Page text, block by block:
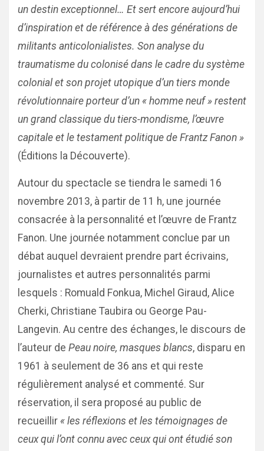
un destin exceptionnel… Et sert encore aujourd’hui
d’inspiration et de référence à des générations de
militants anticolonialistes. Son analyse du
traumatisme du colonisé dans le cadre du système
colonial et son projet utopique d’un tiers monde
révolutionnaire porteur d’un « homme neuf » restent
un grand classique du tiers-mondisme, l’œuvre
capitale et le testament politique de Frantz Fanon »
(Éditions la Découverte).
Autour du spectacle se tiendra le samedi 16
novembre 2013, à partir de 11 h, une journée
consacrée à la personnalité et l’œuvre de Frantz
Fanon. Une journée notamment conclue par un
débat auquel devraient prendre part écrivains,
journalistes et autres personnalités parmi
lesquels : Romuald Fonkua, Michel Giraud, Alice
Cherki, Christiane Taubira ou George Pau-
Langevin. Au centre des échanges, le discours de
l’auteur de Peau noire, masques blancs, disparu en
1961 à seulement de 36 ans et qui reste
régulièrement analysé et commenté. Sur
réservation, il sera proposé au public de
recueillir « les réflexions et les témoignages de
ceux qui l’ont connu avec ceux qui ont étudié son